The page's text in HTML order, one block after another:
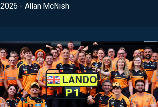
2026 - Allan McNish